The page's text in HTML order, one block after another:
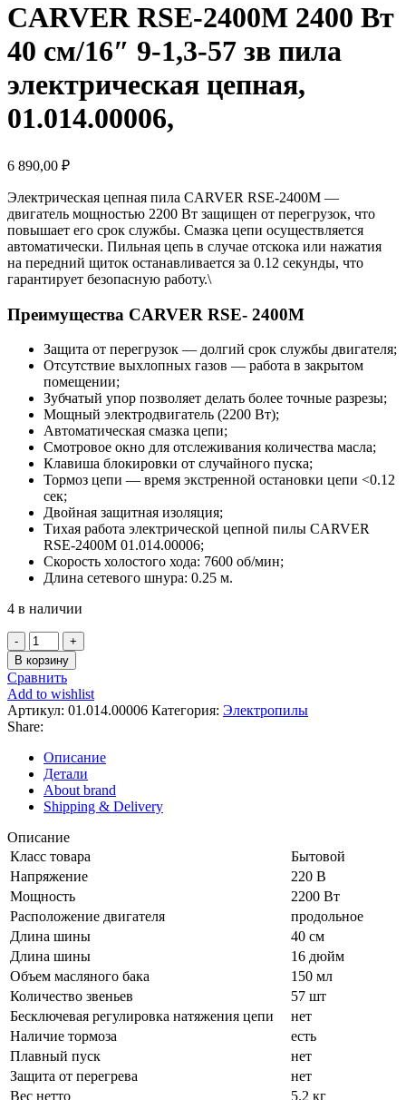
CARVER RSE-2400М 2400 Вт
40 см/16″ 9-1,3-57 зв пила
электрическая цепная,
01.014.00006,
6 890,00 ₽
Электрическая цепная пила CARVER RSE-2400М —
двигатель мощностью 2200 Вт защищен от перегрузок, что
повышает его срок службы. Смазка цепи осуществляется
автоматически. Пильная цепь в случае отскока или нажатия
на передний щиток останавливается за 0.12 секунды, что
гарантирует безопасную работу.\
Преимущества CARVER RSE- 2400М
Защита от перегрузок — долгий срок службы двигателя;
Отсутствие выхлопных газов — работа в закрытом
помещении;
Зубчатый упор позволяет делать более точные разрезы;
Мощный электродвигатель (2200 Вт);
Автоматическая смазка цепи;
Смотровое окно для отслеживания количества масла;
Клавиша блокировки от случайного пуска;
Тормоз цепи — время экстренной остановки цепи <0.12
сек;
Двойная защитная изоляция;
Тихая работа электрической цепной пилы CARVER
RSE-2400М 01.014.00006;
Скорость холостого хода: 7600 об/мин;
Длина сетевого шнура: 0.25 м.
4 в наличии
Количество
товара
CARVER
RSE-
2400М
2400
Вт
40
см/16"
9-
1,3-
зв
пила
электрическая
цепная,
01.014.00006,
В корзину
Сравнить
Add to wishlist
Артикул: 01.014.00006 Категория: Электропилы
Share:
Описание
Детали
About brand
Shipping & Delivery
Описание
Класс товара
Бытовой
Напряжение
220 В
Мощность
2200 Вт
Расположение двигателя
продольное
Длина шины
40 см
Длина шины
16 дюйм
Объем масляного бака
150 мл
Количество звеньев
57 шт
Бесключевая регулировка натяжения цепи
нет
Наличие тормоза
есть
Плавный пуск
нет
Защита от перегрева
нет
Вес нетто
5.2 кг